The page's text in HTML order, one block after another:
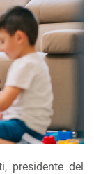
presidente del